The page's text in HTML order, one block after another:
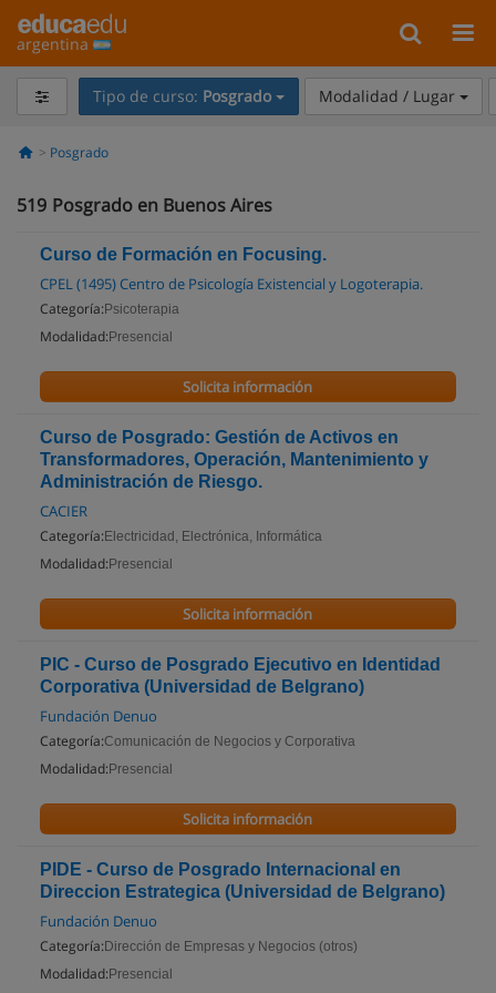
argentina
Tipo de curso: Posgrado Modalidad / Lugar
Posgrado
519 Posgrado en Buenos Aires
Curso de Formación en Focusing.
CPEL (1495) Centro de Psicología Existencial y Logoterapia.
Categoría: Psicoterapia
Modalidad: Presencial
Solicita información
Curso de Posgrado: Gestión de Activos en
Transformadores, Operación, Mantenimiento y
Administración de Riesgo.
CACIER
Categoría: Electricidad, Electrónica, Informática
Modalidad: Presencial
Solicita información
PIC - Curso de Posgrado Ejecutivo en Identidad
Corporativa (Universidad de Belgrano)
Fundación Denuo
Categoría:Comunicación de Negocios y Corporativa
Modalidad: Presencial
Solicita información
PIDE - Curso de Posgrado Internacional en
Direccion Estrategica (Universidad de Belgrano)
Fundación Denuo
Categoría: Dirección de Empresas y Negocios (otros)
Modalidad: Presencial